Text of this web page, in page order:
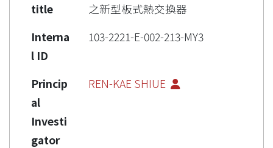
title
之新型板式熱交換器
Interna
l ID
103-2221-E-002-213-MY3
Princip
al
Investi
gator
REN-KAE SHIUE